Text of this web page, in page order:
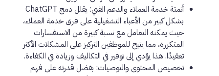
أتمتة خدمة العملاء والدعم الفني:
يقلل دمج ChatGPT
بشكل كبير من الأعباء التشغيلية على فرق خدمة العملاء،
حيث يمكنه التعامل مع نسبة كبيرة من الاستفسارات
المتكررة، مما يتيح للموظفين التركيز على المشكلات الأكثر
تعقيدًا. هذا يؤدي إلى توفير في التكاليف وزيادة في الكفاءة.
تخصيص المحتوى والتوصيات: بفضل قدرته على فهم